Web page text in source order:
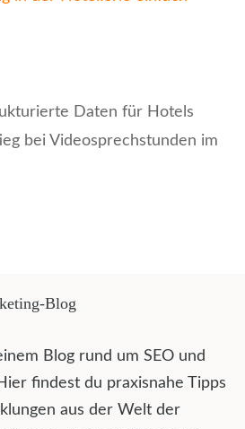
Daten für Hotels
bei Videosprechstunden im
Blog
Blog rund um SEO und
findest du praxisnahe Tipps
aus der Welt der